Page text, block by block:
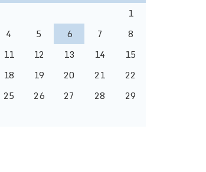
1
4 5 6 7
8
11 12 13 14
15
18 19 20 21
22
25 26 27 28
29